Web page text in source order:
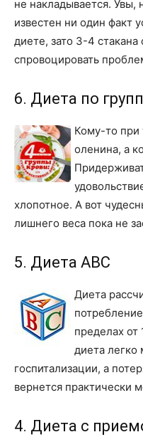
не накладывается. Увы,
известен ни один факт
диете, зато 3-4 стакана
спровоцировать
6. Диета по
Кому-то при
оленина, а
хлопотное. А вот
лишнего веса пока не
5. Диета ABC
Диета
пределах от
диета легко
госпитализации, а
вернется практически
4. Диета с